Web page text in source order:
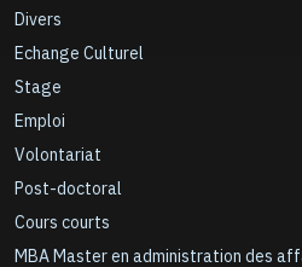
Divers
Echange Culturel
Stage
Emploi
Volontariat
Post-doctoral
Cours courts
MBA Master en administration des